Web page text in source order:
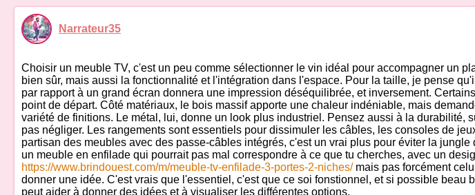
Narrateur35
Choisir un meuble TV, c'est un peu comme sélectionner le vin idéal pour accompagner un
bien sûr, mais aussi la fonctionnalité et l'intégration dans l'espace. Pour la taille, je pense
par rapport à un grand écran donnera une impression déséquilibrée, et inversement.
point de départ. Côté matériaux, le bois massif apporte une chaleur indéniable, mais
variété de finitions. Le métal, lui, donne un look plus industriel. Pensez aussi à la
pas négliger. Les rangements sont essentiels pour dissimuler les câbles, les consoles de
partisan des meubles avec des passe-câbles intégrés, c'est un vrai plus pour éviter la
un meuble en enfilade qui pourrait pas mal correspondre à ce que tu cherches, avec un
https://www.brindouest.com/m/meuble-tv-enfilade-3-portes-2-niches/mais pas forcément
donner une idée. C'est vrais que l'essentiel, c'est que ce soi fonstionnel, et si possible
peut aider à donner des idées et à visualiser les différentes options.